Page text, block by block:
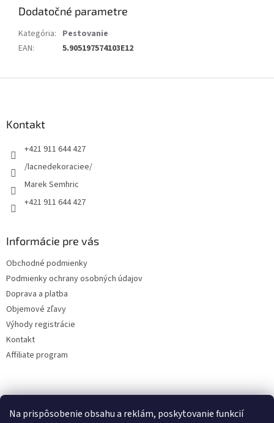
Na prispôsobenie obsahu a reklám, poskytovanie funkcií
Dodatočné parametre
Kategória: Pestovanie
EAN: 5.905197574103E12
Kontakt
+421 911 644 427
/lacnedekoraciee/
Marek Semhric
+421 911 644 427
Informácie pre vás
Obchodné podmienky
Podmienky ochrany osobných údajov
Doprava a platba
Objemové zľavy
Výhody registrácie
Kontakt
Affiliate program